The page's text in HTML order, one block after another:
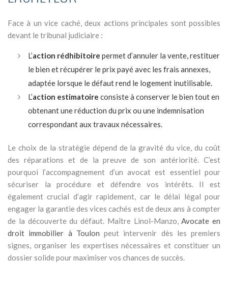
Face à un vice caché, deux actions principales sont possibles
devant le tribunal judiciaire :
L’action rédhibitoire permet d’annuler la vente, restituer
le bien et récupérer le prix payé avec les frais annexes,
adaptée lorsque le défaut rend le logement inutilisable.
L’action estimatoire consiste à conserver le bien tout en
obtenant une réduction du prix ou une indemnisation
correspondant aux travaux nécessaires.
Le choix de la stratégie dépend de la gravité du vice, du coût
des réparations et de la preuve de son antériorité. C’est
pourquoi l’accompagnement d’un avocat est essentiel pour
sécuriser la procédure et défendre vos intérêts. Il est
également crucial d’agir rapidement, car le délai légal pour
engager la garantie des vices cachés est de deux ans à compter
de la découverte du défaut. Maître Linol-Manzo,Avocate en
droit immobilier à Toulon peut intervenir dès les premiers
signes, organiser les expertises nécessaires et constituer un
dossier solide pour maximiser vos chances de succès.